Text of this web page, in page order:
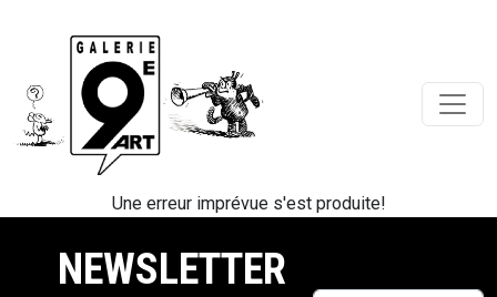
Une erreur imprévue s'est produite!
NEWSLETTER